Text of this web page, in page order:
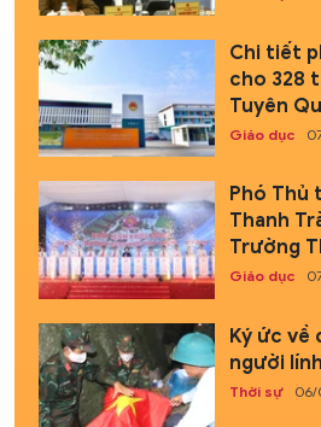
Chi tiết
cho 328
Tuyên
Giáo dục
Phó Thủ
Thanh
Trường
Giáo dục
Ký ức về
người
Thời sự 06/